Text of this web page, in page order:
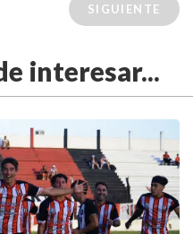
SIGUIENTE
interesar...